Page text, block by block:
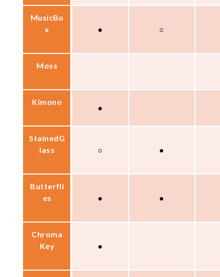
MusicBo
x
● ○
Moss
Kimono
●
StainedG
lass
○ ●
Butterfli
es
● ●
Chroma
Key
●